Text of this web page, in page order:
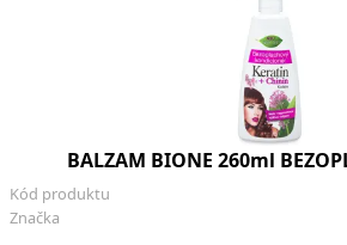
BALZAM BIONE 260ml
Značka
Kód produktu